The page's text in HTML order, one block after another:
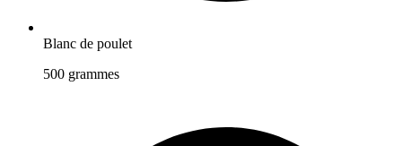
Blanc de poulet
500 grammes